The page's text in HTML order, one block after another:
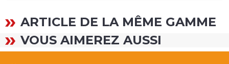
ARTICLE DE LA MÊME GAMME
VOUS AIMEREZ AUSSI